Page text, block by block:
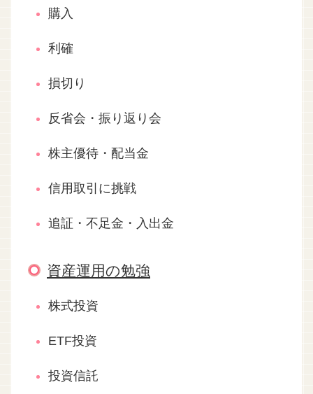
購入
利確
損切り
反省会・振り返り会
株主優待・配当金
信用取引に挑戦
追証・不足金・入出金
資産運用の勉強
株式投資
ETF投資
投資信託